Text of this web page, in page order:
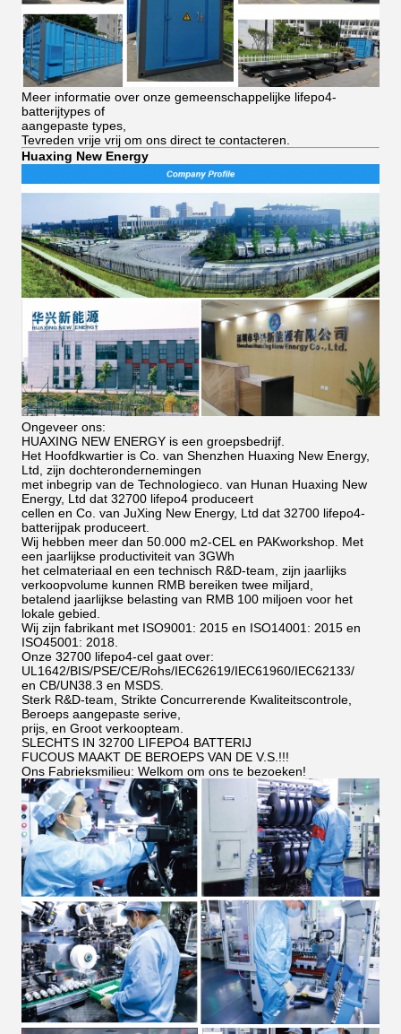
Meer informatie over onze gemeenschappelijke lifepo4-
batterijtypes of
aangepaste types,
Tevreden vrije vrij om ons direct te contacteren.
Huaxing New Energy
Ongeveer ons:
HUAXING NEW ENERGY is een groepsbedrijf.
Het Hoofdkwartier is Co. van Shenzhen Huaxing New Energy,
Ltd, zijn dochterondernemingen
met inbegrip van de Technologieco. van Hunan Huaxing New
Energy, Ltd dat 32700 lifepo4 produceert
cellen en Co. van JuXing New Energy, Ltd dat 32700 lifepo4-
batterijpak produceert.
Wij hebben meer dan 50.000 m2-CEL en PAKworkshop. Met
een jaarlijkse productiviteit van 3GWh
het celmateriaal en een technisch R&D-team, zijn jaarlijks
verkoopvolume kunnen RMB bereiken twee miljard,
betalend jaarlijkse belasting van RMB 100 miljoen voor het
lokale gebied.
Wij zijn fabrikant met ISO9001: 2015 en ISO14001: 2015 en
ISO45001: 2018.
Onze 32700 lifepo4-cel gaat over:
UL1642/BIS/PSE/CE/Rohs/IEC62619/IEC61960/IEC62133/
en CB/UN38.3 en MSDS.
Sterk R&D-team, Strikte Concurrerende Kwaliteitscontrole,
Beroeps aangepaste serive,
prijs, en Groot verkoopteam.
SLECHTS IN 32700 LIFEPO4 BATTERIJ
FUCOUS MAAKT DE BEROEPS VAN DE V.S.!!!
Ons Fabrieksmilieu: Welkom om ons te bezoeken!